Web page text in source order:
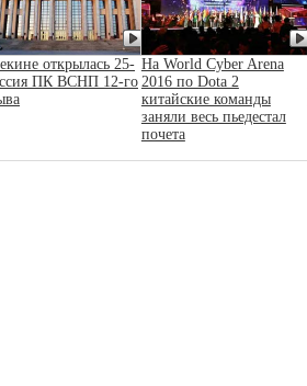
открылась 25-
ПК ВСНП 12-го
На World Cyber Arena
2016 по Dota 2
китайские команды
заняли весь пьедестал
почета